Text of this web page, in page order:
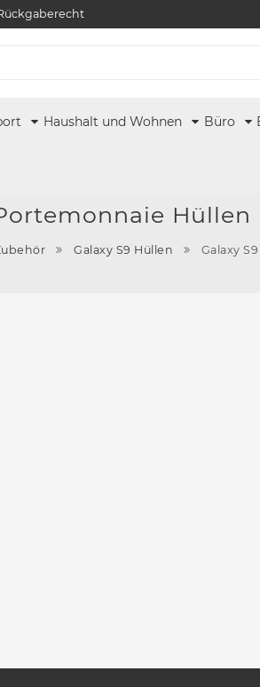
Haushalt und Wohnen Büro
Hüllen
Galaxy S9 Hüllen Galaxy